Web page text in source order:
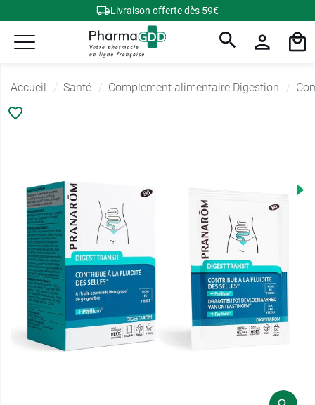
Livraison offerte dès 59€
Accueil Santé Complement alimentaire Digestion